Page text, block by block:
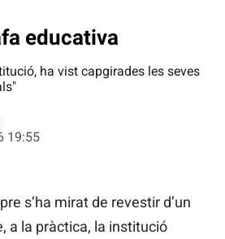
educativa
ha vist capgirades les seves
19:55
s’ha mirat de revestir d’un
a la pràctica, la institució